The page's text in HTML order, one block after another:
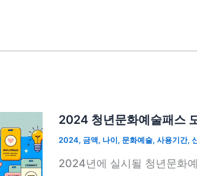
2024 청년문화예술패스
2024, 금액, 나이, 문화예술, 사용기간,
2024년에 실시될 청년문화